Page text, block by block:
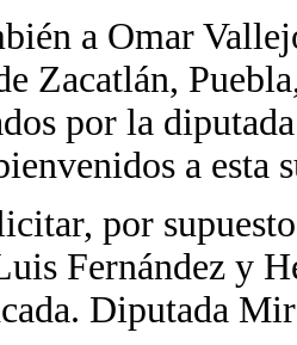
a Omar
Zacatlán,
por la
a esta
por
Fernández y
Diputada